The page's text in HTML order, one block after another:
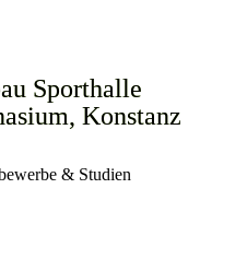
Sporthalle
Konstanz
& Studien